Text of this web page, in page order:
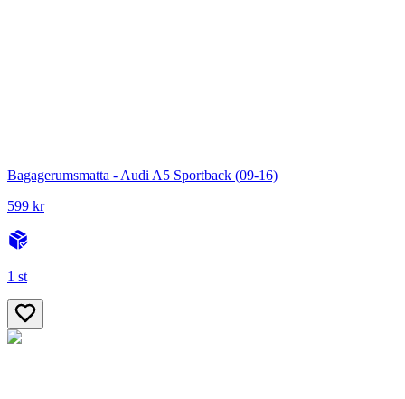
Bagagerumsmatta - Audi A5 Sportback (09-16)
599 kr
1 st